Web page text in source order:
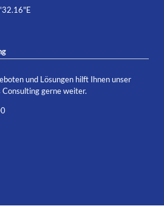
und Lösungen hilft Ihnen unser
Consulting gerne weiter.